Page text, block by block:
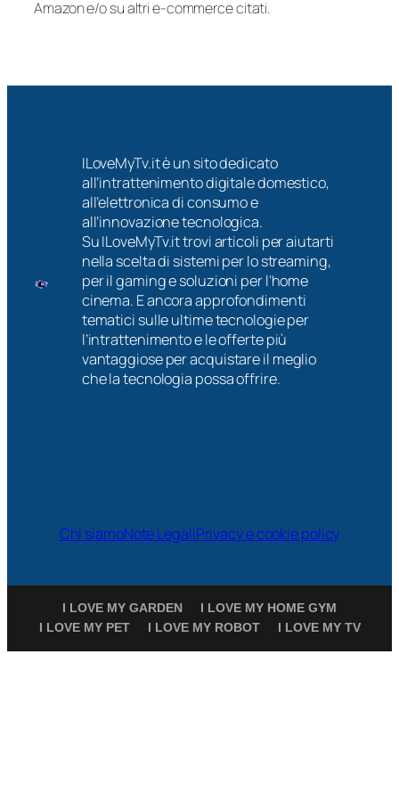
Amazon e/o su altri e-commerce citati.
ILoveMyTv.it è un sito dedicato
all’intrattenimento digitale domestico,
all’elettronica di consumo e
all’innovazione tecnologica.
Su ILoveMyTv.it trovi articoli per aiutarti
nella scelta di sistemi per lo streaming,
per il gaming e soluzioni per l’home
cinema. E ancora approfondimenti
tematici sulle ultime tecnologie per
l’intrattenimento e le offerte più
vantaggiose per acquistare il meglio
che la tecnologia possa offrire.
Chi siamoNote LegaliPrivacy e cookie policy
I LOVE MY GARDEN
I LOVE MY HOME GYM
I LOVE MY PET
I LOVE MY ROBOT I LOVE MY TV